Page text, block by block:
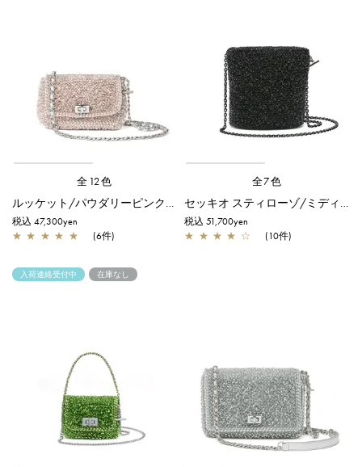
全12色
ルッケット/パウダリーピンクシルバー
税込 47,300yen
★ ★ ★ ★ ★ (6件)
全7色
セッキオ スティローゾ/ミディアム/エナメルブラック
税込 51,700yen
★ ★ ★ ★ ☆ (10件)
入荷連絡受付中 在庫なし